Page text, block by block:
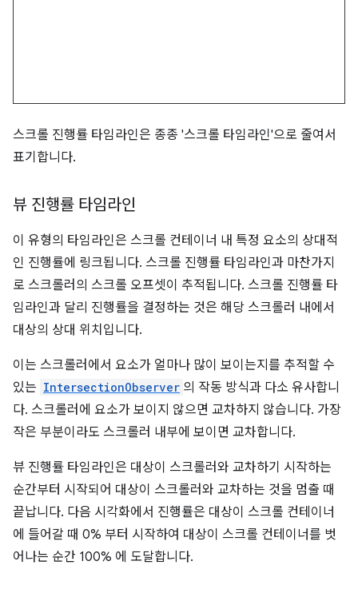
스크롤 진행률 타임라인은 종종 '스크롤 타임라인'으로 줄여서
표기합니다.
뷰 진행률 타임라인
이 유형의 타임라인은 스크롤 컨테이너 내 특정 요소의 상대적
인 진행률에 링크됩니다. 스크롤 진행률 타임라인과 마찬가지
로 스크롤러의 스크롤 오프셋이 추적됩니다. 스크롤 진행률 타
임라인과 달리 진행률을 결정하는 것은 해당 스크롤러 내에서
대상의 상대 위치입니다.
이는 스크롤러에서 요소가 얼마나 많이 보이는지를 추적할 수
있는 IntersectionObserver 의 작동 방식과 다소 유사합니
다. 스크롤러에 요소가 보이지 않으면 교차하지 않습니다. 가장
작은 부분이라도 스크롤러 내부에 보이면 교차합니다.
뷰 진행률 타임라인은 대상이 스크롤러와 교차하기 시작하는
순간부터 시작되어 대상이 스크롤러와 교차하는 것을 멈출 때
끝납니다. 다음 시각화에서 진행률은 대상이 스크롤 컨테이너
에 들어갈 때 0% 부터 시작하여 대상이 스크롤 컨테이너를 벗
어나는 순간 100% 에 도달합니다.